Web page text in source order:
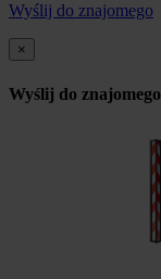
Wyślij do znajomego
×
Wyślij do znajomego